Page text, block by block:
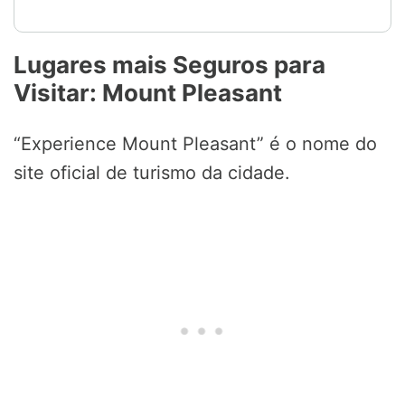
Lugares mais Seguros para
Visitar: Mount Pleasant
“Experience Mount Pleasant” é o nome do
site oficial de turismo da cidade.